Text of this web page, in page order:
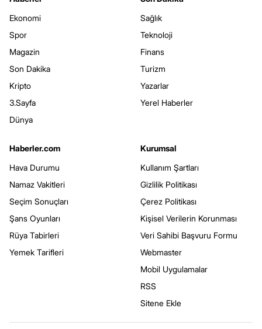
Ekonomi
Spor
Magazin
Son Dakika
Kripto
3.Sayfa
Dünya
Sağlık
Teknoloji
Finans
Turizm
Yazarlar
Yerel Haberler
Haberler.com
Hava Durumu
Namaz Vakitleri
Seçim Sonuçları
Şans Oyunları
Rüya Tabirleri
Yemek Tarifleri
Kurumsal
Kullanım Şartları
Gizlilik Politikası
Çerez Politikası
Kişisel Verilerin Korunması
Veri Sahibi Başvuru Formu
Webmaster
Mobil Uygulamalar
RSS
Sitene Ekle